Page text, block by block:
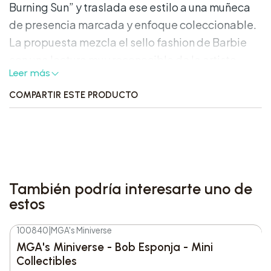
Burning Sun” y traslada ese estilo a una muñeca
de presencia marcada y enfoque coleccionable.
La propuesta mezcla el sello fashion de Barbie
cuidando el vestuario, la silueta y los accesorios
para darle identidad propia. Es una pieza
pensada para quienes valoran los lanzamientos
Inspirada en el look de Miley Cyrus en el video
musical “Golden Burning Sun”.
Outfit de dos piezas en faux leather con
chaqueta con capucha y zapatos negros.
Leer más
COMPARTIR ESTE PRODUCTO
También podría interesarte uno de
estos
100840 MGA's Miniverse
MGA's Miniverse - Bob Esponja - Mini
Collectibles